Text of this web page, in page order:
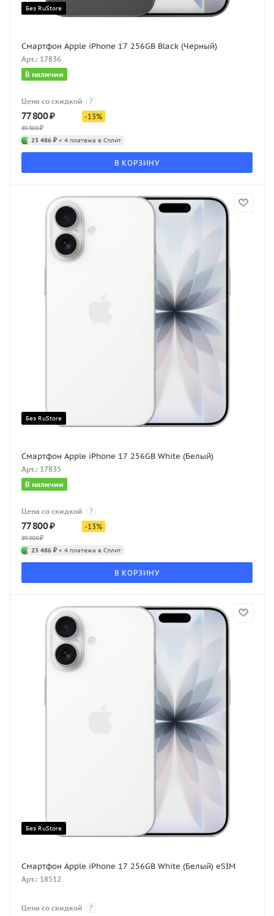
Без RuStore
Смартфон Apple iPhone 17 256GB Black (Черный)
Арт.: 17836
В наличии
Цена со скидкой ?
77 800₽
89 500₽
-13%
23 486 ₽ × 4 платежа в Сплит
В КОРЗИНУ
Без RuStore
Смартфон Apple iPhone 17 256GB White (Белый)
Арт.: 17835
В наличии
Цена со скидкой ?
77 800₽
89 500₽
-13%
23 486 ₽ × 4 платежа в Сплит
В КОРЗИНУ
Без RuStore
Смартфон Apple iPhone 17 256GB White (Белый) eSIM
Арт.: 18512
Цена со скидкой ?